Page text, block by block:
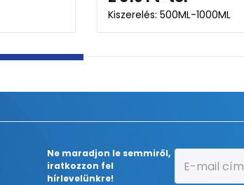
Kiszerelés: 500ML-1000ML
Ne maradjon le semmiről,
iratkozzon fel
hírlevelünkre!